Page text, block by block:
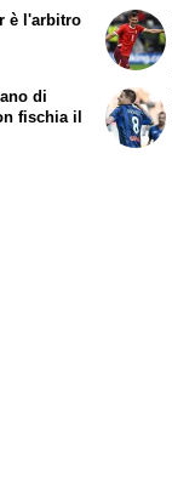
è l'arbitro
di
fischia il